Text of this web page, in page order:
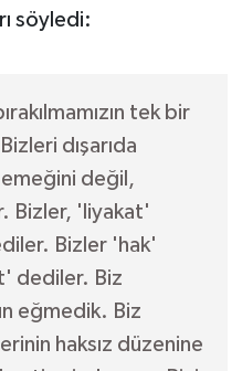
söyledi:
tek bir
dışarıda
emeğini değil,
Bizler, 'liyakat'
Bizler 'hak'
dediler. Biz
eğmedik. Biz
haksız düzenine